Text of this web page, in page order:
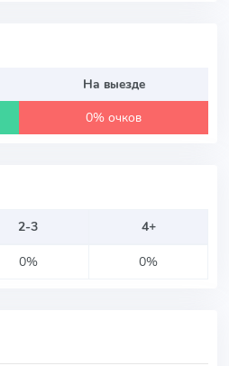
На выезде
0% очков
2-3
4+
0% 0%